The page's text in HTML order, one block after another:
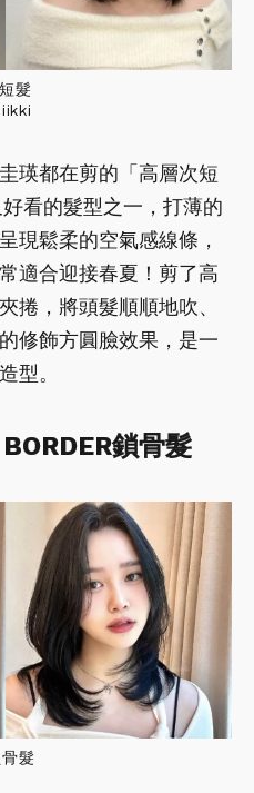
髮
瑛都在剪的「高層次短
看的髮型之一，打薄的
現鬆柔的空氣感線條，
適合迎接春夏！剪了高
捲，將頭髮順順地吹、
修飾方圓臉效果，是一
型。
鎖骨髮
髮